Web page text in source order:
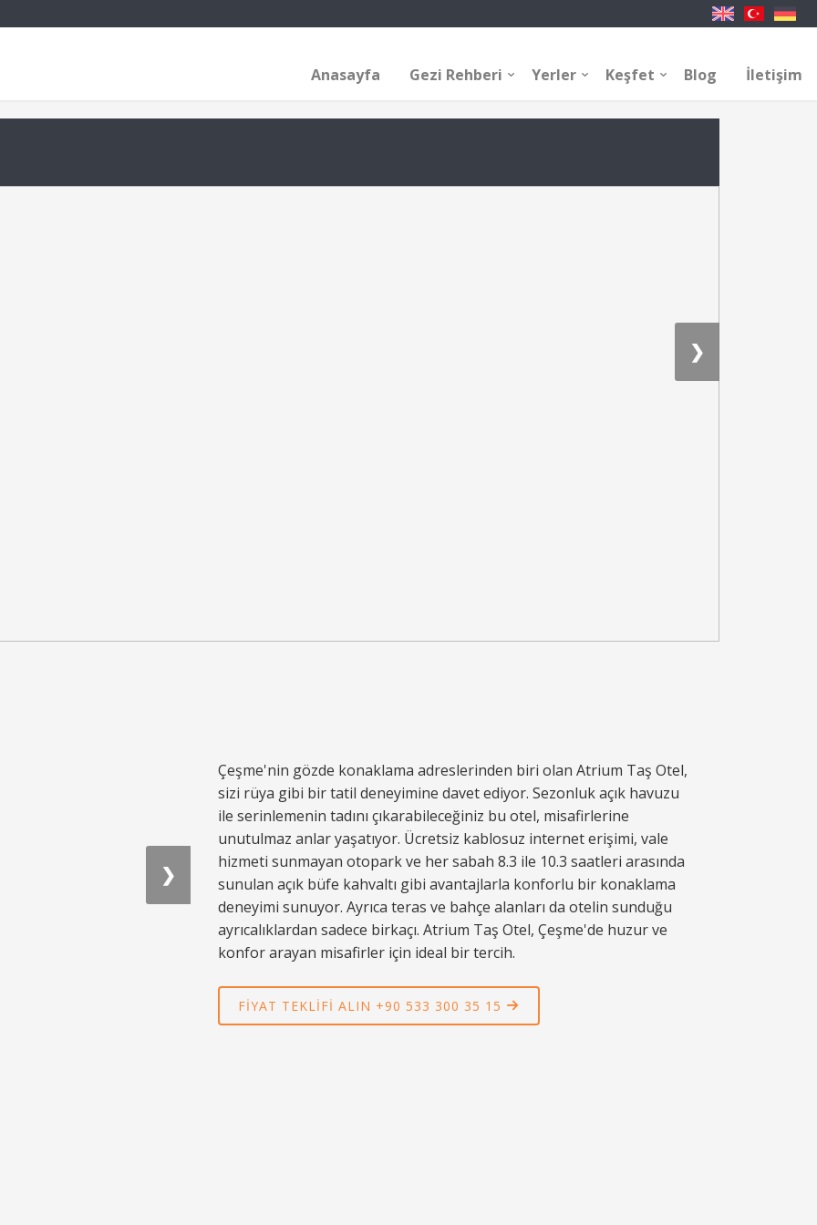
Anasayfa Gezi Rehberi Yerler Keşfet Blog İletişim
❯
❯
Çeşme'nin gözde konaklama adreslerinden biri olan Atrium Taş Otel,
sizi rüya gibi bir tatil deneyimine davet ediyor. Sezonluk açık havuzu
ile serinlemenin tadını çıkarabileceğiniz bu otel, misafirlerine
unutulmaz anlar yaşatıyor. Ücretsiz kablosuz internet erişimi, vale
hizmeti sunmayan otopark ve her sabah 8.3 ile 10.3 saatleri arasında
sunulan açık büfe kahvaltı gibi avantajlarla konforlu bir konaklama
deneyimi sunuyor. Ayrıca teras ve bahçe alanları da otelin sunduğu
ayrıcalıklardan sadece birkaçı. Atrium Taş Otel, Çeşme'de huzur ve
konfor arayan misafirler için ideal bir tercih.
FIYAT TEKLIFI ALIN +90 533 300 35 15